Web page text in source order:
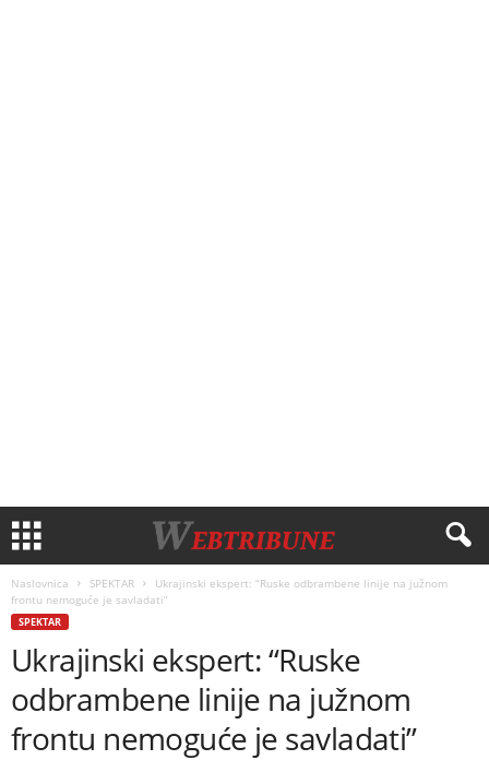
Naslovnica SPEKTAR
Ukrajinski ekspert: “Ruske odbrambene linije na južnom
frontu nemoguće je savladati”
SPEKTAR
Ukrajinski ekspert: “Ruske
odbrambene linije na južnom
frontu nemoguće je savladati”